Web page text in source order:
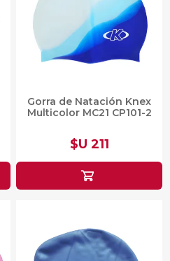
Gorra de Natación Knex
Multicolor MC21 CP101-2
$U 211